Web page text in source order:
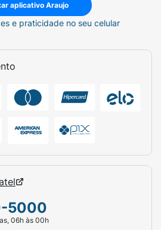
aplicativo Araujo
e praticidade no seu celular
5000
06h às 00h